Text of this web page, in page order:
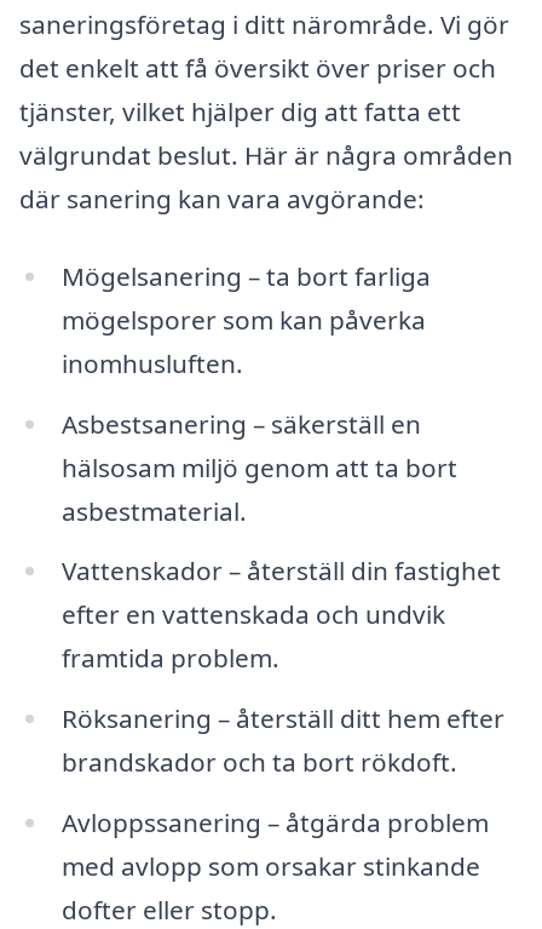
saneringsföretag i ditt närområde. Vi gör
det enkelt att få översikt över priser och
tjänster, vilket hjälper dig att fatta ett
välgrundat beslut. Här är några områden
där sanering kan vara avgörande:
Mögelsanering – ta bort farliga
mögelsporer som kan påverka
inomhusluften.
Asbestsanering – säkerställ en
hälsosam miljö genom att ta bort
asbestmaterial.
Vattenskador – återställ din fastighet
efter en vattenskada och undvik
framtida problem.
Röksanering – återställ ditt hem efter
brandskador och ta bort rökdoft.
Avloppssanering – åtgärda problem
med avlopp som orsakar stinkande
dofter eller stopp.